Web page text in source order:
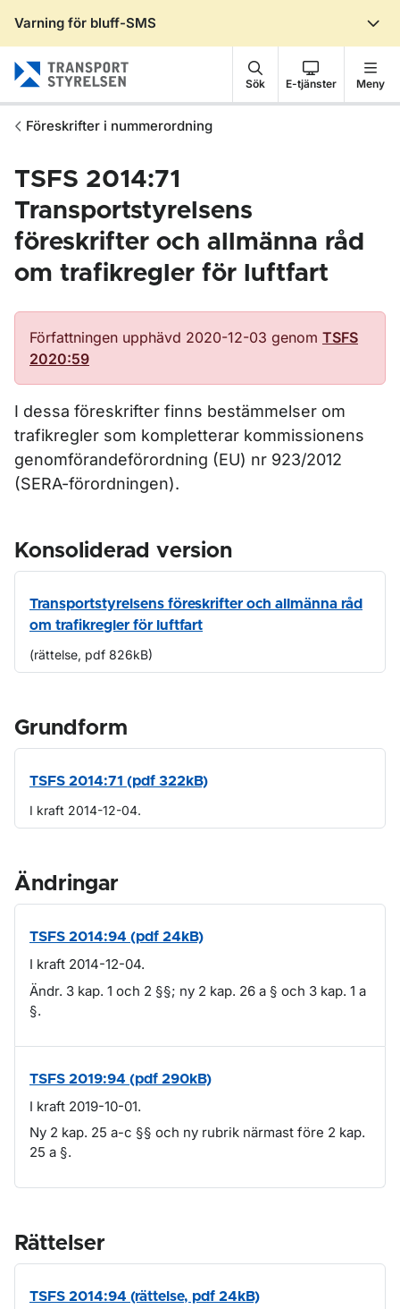
Varning för bluff-SMS
Sök E-tjänster Meny
Föreskrifter i nummerordning
TSFS 2014:71
Transportstyrelsens
föreskrifter och allmänna råd
om trafikregler för luftfart
Författningen upphävd 2020-12-03 genom TSFS
2020:59
I dessa föreskrifter finns bestämmelser om
trafikregler som kompletterar kommissionens
genomförandeförordning (EU) nr 923/2012
(SERA-förordningen).
Konsoliderad version
Transportstyrelsens föreskrifter och allmänna råd
om trafikregler för luftfart
(rättelse, pdf 826kB)
Grundform
TSFS 2014:71 (pdf 322kB)
I kraft 2014-12-04.
Ändringar
TSFS 2014:94 (pdf 24kB)
I kraft 2014-12-04.
Ändr. 3 kap. 1 och 2 §§; ny 2 kap. 26 a § och 3 kap. 1 a
§.
TSFS 2019:94 (pdf 290kB)
I kraft 2019-10-01.
Ny 2 kap. 25 a-c §§ och ny rubrik närmast före 2 kap.
25 a §.
Rättelser
TSFS 2014:94 (rättelse, pdf 24kB)